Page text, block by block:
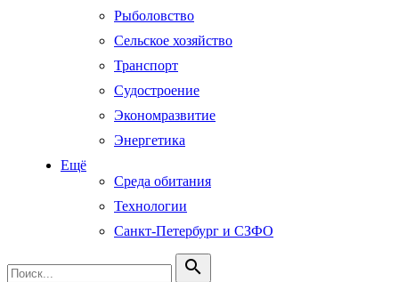
Рыболовство
Сельское хозяйство
Транспорт
Судостроение
Экономразвитие
Энергетика
Ещё
Среда обитания
Технологии
Санкт-Петербург и СЗФО
search